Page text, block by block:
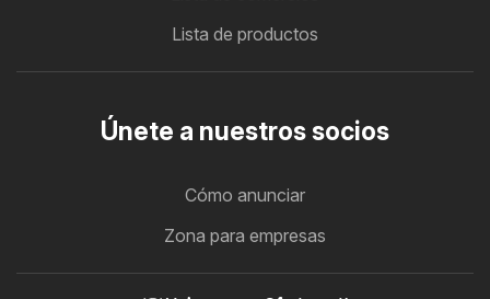
Lista de productos
Únete a nuestros socios
Cómo anunciar
Zona para empresas